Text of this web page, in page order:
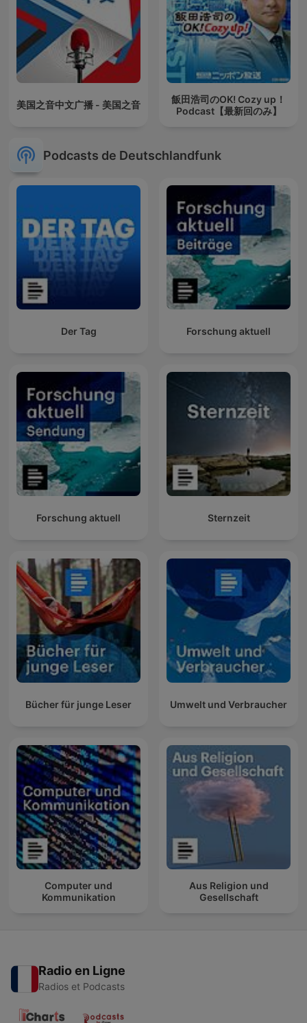
美国之音中文广播 - 美国之音
飯田浩司のOK! Cozy up！
Podcast【最新回のみ】
Podcasts de Deutschlandfunk
Der Tag Forschung aktuell
Forschung aktuell Sternzeit
Bücher für junge Leser Umwelt und Verbraucher
Computer und
Kommunikation
Aus Religion und
Gesellschaft
Radio en Ligne
Radios et Podcasts